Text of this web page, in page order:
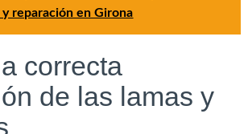
reparación en Girona
correcta
de las lamas y